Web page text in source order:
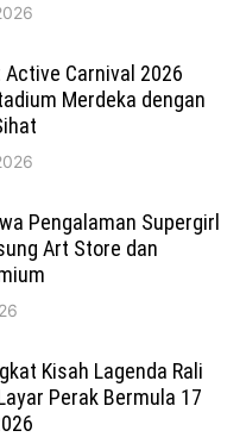
Carnival 2026
Merdeka dengan
Pengalaman Supergirl
Art Store dan
Kisah Lagenda Rali
Perak Bermula 17